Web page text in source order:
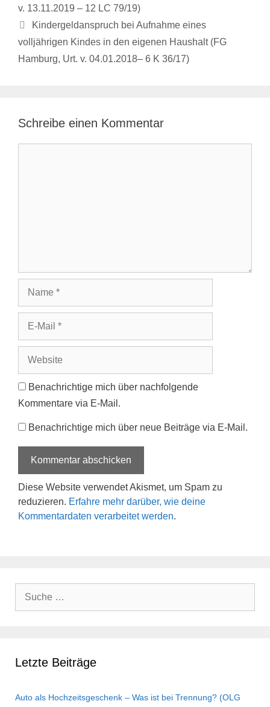
v. 13.11.2019 – 12 LC 79/19)
Kindergeldanspruch bei Aufnahme eines
volljährigen Kindes in den eigenen Haushalt (FG
Hamburg, Urt. v. 04.01.2018– 6 K 36/17)
Schreibe einen Kommentar
Benachrichtige mich über nachfolgende
Kommentare via E-Mail.
Benachrichtige mich über neue Beiträge via E-Mail.
Diese Website verwendet Akismet, um Spam zu
reduzieren. Erfahre mehr darüber, wie deine
Kommentardaten verarbeitet werden.
Suche
Letzte Beiträge
Auto als Hochzeitsgeschenk – Was ist bei Trennung? (OLG